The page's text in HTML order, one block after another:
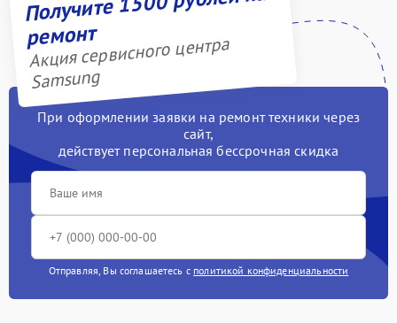
ремонт
Акция сервисного центра
Samsung
При оформлении заявки на ремонт техники через
сайт,
действует персональная бессрочная скидка
Отправляя, Вы соглашаетесь с политикой конфиденциальности